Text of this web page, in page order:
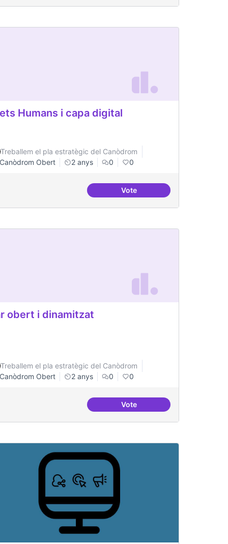
Humans i capa digital
Treballem el pla estratègic del Canòdrom
Canòdrom Obert
2 anys 0 0
VoteDrets Humans i capa digital
específiques
obert i dinamitzat
Treballem el pla estratègic del Canòdrom
Canòdrom Obert
2 anys 0 0
VoteBar obert i dinamitzat